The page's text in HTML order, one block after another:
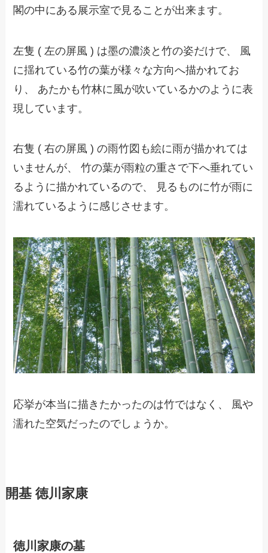
閣の中にある展示室で見ることが出来ます。
左隻 ( 左の屏風 ) は墨の濃淡と竹の姿だけで、 風
に揺れている竹の葉が様々な方向へ描かれてお
り、 あたかも竹林に風が吹いているかのように表
現しています。
右隻 ( 右の屏風 ) の雨竹図も絵に雨が描かれては
いませんが、 竹の葉が雨粒の重さで下へ垂れてい
るように描かれているので、 見るものに竹が雨に
濡れているように感じさせます。
応挙が本当に描きたかったのは竹ではなく、 風や
濡れた空気だったのでしょうか。
開基 徳川家康
徳川家康の墓